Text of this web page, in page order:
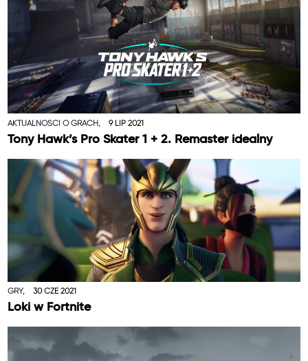
AKTUALNOŚCI O GRACH, 9 LIP 2021
Tony Hawk’s Pro Skater 1 + 2. Remaster idealny
GRY, 30 CZE 2021
Loki w Fortnite